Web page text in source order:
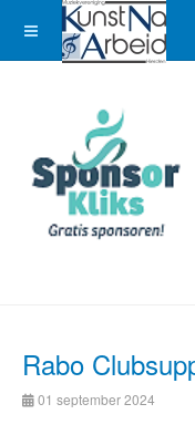
Rabo
01 september 2024